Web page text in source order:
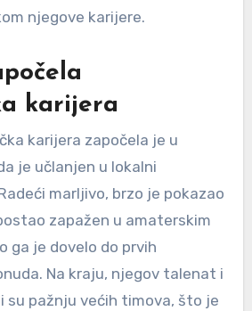
njegove karijere.
karijera
karijera započela je u
je učlanjen u lokalni
marljivo, brzo je pokazao
zapažen u amaterskim
ga je dovelo do prvih
Na kraju, njegov talenat i
su pažnju većih timova, što je